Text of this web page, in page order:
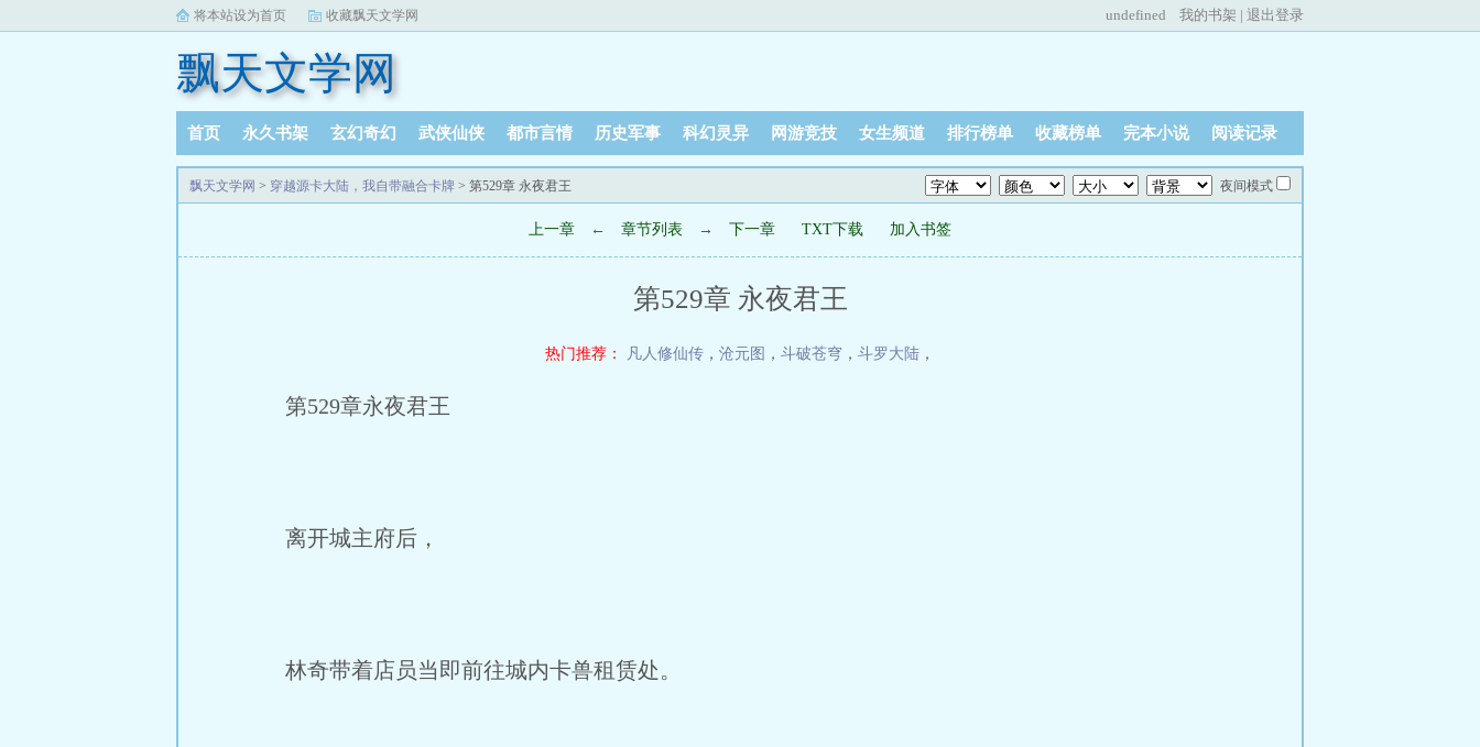
将本站设为首页 收藏飘天文学网 undefined 我的书架 | 退出登录
飘天文学网
首页 永久书架 玄幻奇幻 武侠仙侠 都市言情 历史军事 科幻灵异 网游竞技 女生频道 排行榜单 收藏榜单 完本小说 阅读记录
飘天文学网 > 穿越源卡大陆，我自带融合卡牌 > 第529章 永夜君王 夜间模式
上一章 ← 章节列表 → 下一章 TXT下载 加入书签
第529章 永夜君王
热门推荐： 凡人修仙传 ， 沧元图 ， 斗破苍穹 ， 斗罗大陆 ，
第529章永夜君王
离开城主府后，
林奇带着店员当即前往城内卡兽租赁处。